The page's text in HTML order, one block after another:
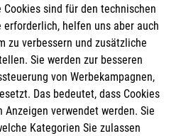
Cookies sind für den technischen
erforderlich, helfen uns aber auch
zu verbessern und zusätzliche
Sie werden zur besseren
von Werbekampagnen,
Das bedeutet, dass Cookies
verwendet werden. Sie
Kategorien Sie zulassen